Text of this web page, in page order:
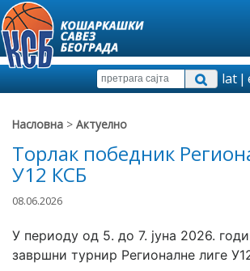
lat|
Насловна > Актуелно
Торлак победник
У12 КСБ
08.06.2026
У периоду од 5. до 7. јуна 2026.
завршни турнир Регионалне лиге